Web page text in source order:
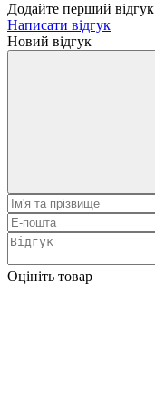
Додайте перший відгук
Написати відгук
Новий відгук
Оцініть товар